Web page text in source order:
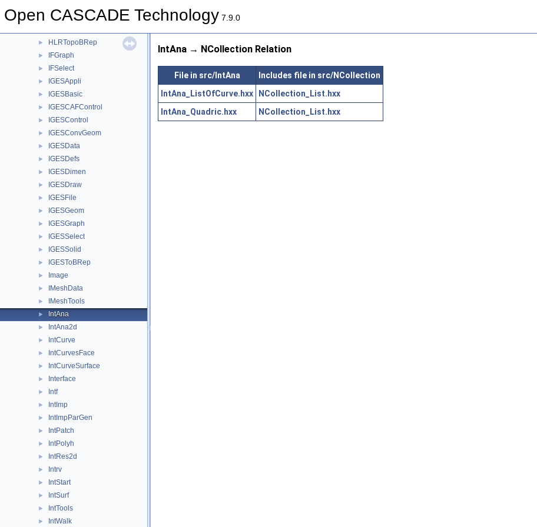
Open CASCADE Technology 7.9.0
► HLRBRep
► HLRTopoBRep
► IFGraph
► IFSelect
► IGESAppli
► IGESBasic
► IGESCAFControl
► IGESControl
► IGESConvGeom
► IGESData
► IGESDefs
► IGESDimen
► IGESDraw
► IGESFile
► IGESGeom
► IGESGraph
► IGESSelect
► IGESSolid
► IGESToBRep
► Image
► IMeshData
► IMeshTools
► IntAna
► IntAna2d
► IntCurve
► IntCurvesFace
► IntCurveSurface
► Interface
► Intf
► IntImp
► IntImpParGen
► IntPatch
► IntPolyh
► IntRes2d
► Intrv
► IntStart
► IntSurf
► IntTools
► IntWalk
IntAna → NCollection Relation
File in src/IntAna
Includes file in src/NCollection
IntAna_ListOfCurve.hxx
NCollection_List.hxx
IntAna_Quadric.hxx
NCollection_List.hxx